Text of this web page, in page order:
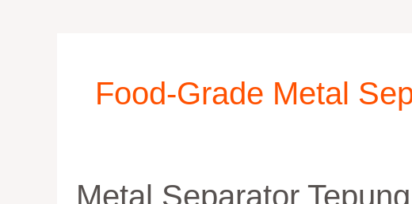
Food-Grade Metal
Metal Separator Tepung
Separator